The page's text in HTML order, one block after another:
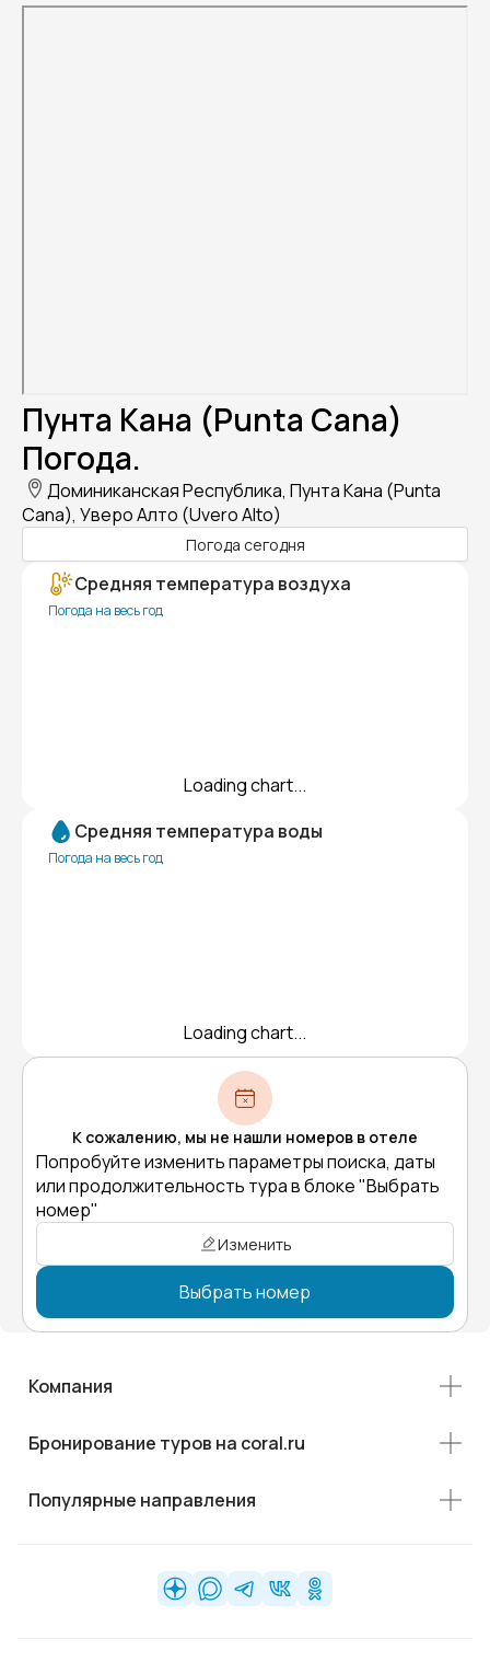
Пунта Кана (Punta Cana)
Погода.
Доминиканская Республика, Пунта Кана (Punta
Cana), Уверо Алто (Uvero Alto)
Погода сегодня
Средняя температура воздуха
Погода на весь год
Loading chart...
Средняя температура воды
Погода на весь год
Loading chart...
К сожалению, мы не нашли номеров в отеле
Попробуйте изменить параметры поиска, даты
или продолжительность тура в блоке "Выбрать
номер"
Изменить
Выбрать номер
Компания
Бронирование туров на coral.ru
Популярные направления